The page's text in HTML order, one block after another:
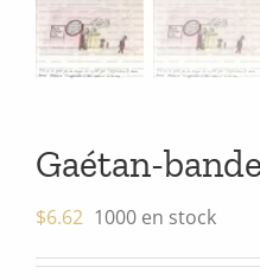
Gaétan-
$6.62 1000 en stock